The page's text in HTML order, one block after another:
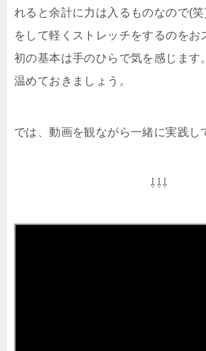
れると余計に力は入るものなので(
をして軽くストレッチをするのをお
初の基本は手のひらで気を感じます
温めておきましょう。
では、動画を観ながら一緒に実践
⇩⇩⇩